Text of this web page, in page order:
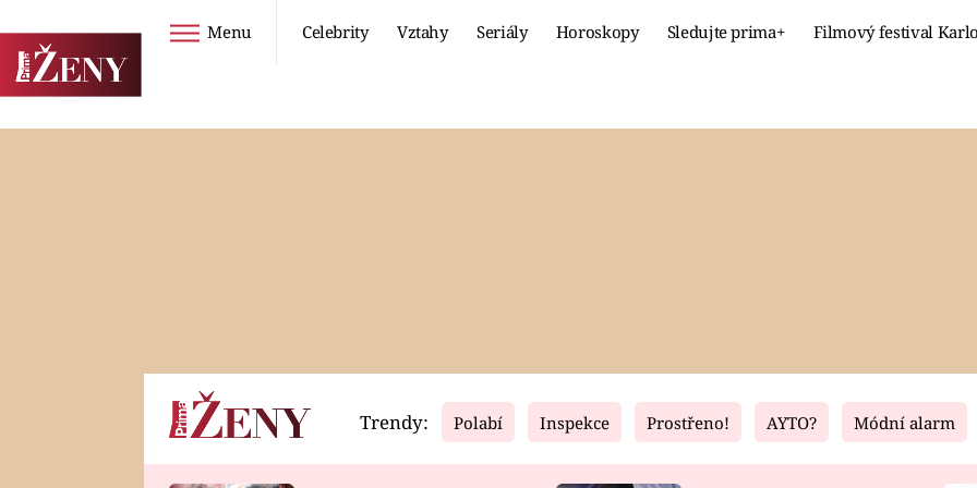
Menu Celebrity Vztahy Seriály Horoskopy Sledujte prima+ Filmový festival
Horoskopy Video Fresh Living
Trendy: Polabí Inspekce Prostřeno! AYTO? Módní alarm